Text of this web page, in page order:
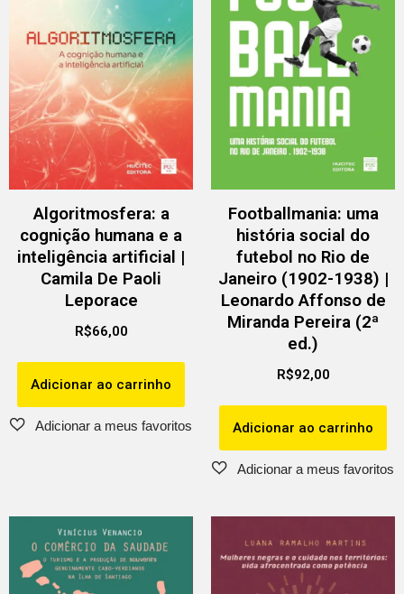
Algoritmosfera: a
cognição humana e a
inteligência artificial |
Camila De Paoli
Leporace
R$66,00
Adicionar ao carrinho
Footballmania: uma
história social do
futebol no Rio de
Janeiro (1902-1938) |
Leonardo Affonso de
Miranda Pereira (2ª
ed.)
R$92,00
Adicionar ao carrinho